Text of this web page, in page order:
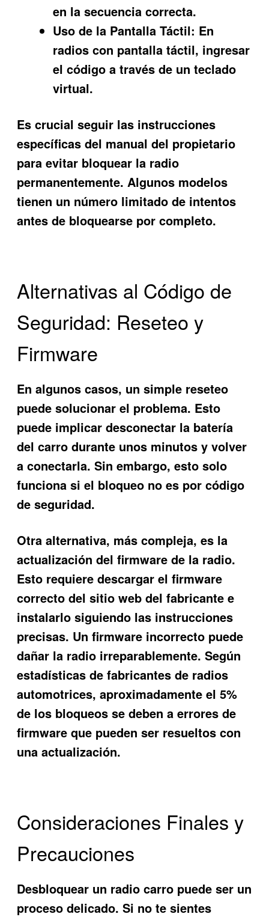
en la secuencia correcta.
Uso de la Pantalla Táctil: En
radios con pantalla táctil, ingresar
el código a través de un teclado
virtual.
Es crucial seguir las instrucciones
específicas del manual del propietario
para evitar bloquear la radio
permanentemente. Algunos modelos
tienen un número limitado de intentos
antes de bloquearse por completo.
Alternativas al Código de
Seguridad: Reseteo y
Firmware
En algunos casos, un simple reseteo
puede solucionar el problema. Esto
puede implicar desconectar la batería
del carro durante unos minutos y volver
a conectarla. Sin embargo, esto solo
funciona si el bloqueo no es por código
de seguridad.
Otra alternativa, más compleja, es la
actualización del firmware de la radio.
Esto requiere descargar el firmware
correcto del sitio web del fabricante e
instalarlo siguiendo las instrucciones
precisas. Un firmware incorrecto puede
dañar la radio irreparablemente. Según
estadísticas de fabricantes de radios
automotrices, aproximadamente el 5%
de los bloqueos se deben a errores de
firmware que pueden ser resueltos con
una actualización.
Consideraciones Finales y
Precauciones
Desbloquear un radio carro puede ser un
proceso delicado. Si no te sientes